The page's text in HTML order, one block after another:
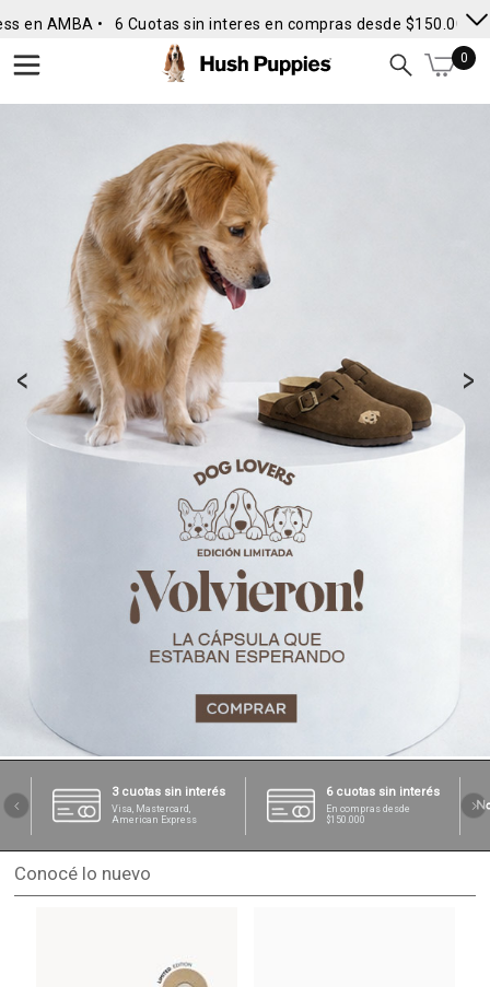
en AMBA • 6 Cuotas sin interes en compras desde $150.000 •
0
< >
3 cuotas sin interés
Visa, Mastercard,
American Express
6 cuotas sin interés
En compras desde
$150.000
Conocé lo nuevo